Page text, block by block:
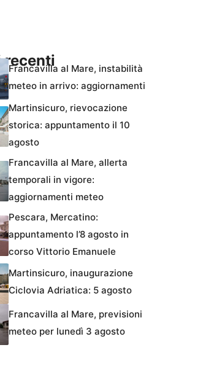
Francavilla al Mare, instabilità
meteo in arrivo: aggiornamenti
Martinsicuro, rievocazione
storica: appuntamento il 10
agosto
Francavilla al Mare, allerta
temporali in vigore:
aggiornamenti meteo
Pescara, Mercatino:
appuntamento l’8 agosto in
corso Vittorio Emanuele
Martinsicuro, inaugurazione
Ciclovia Adriatica: 5 agosto
Francavilla al Mare, previsioni
meteo per lunedì 3 agosto